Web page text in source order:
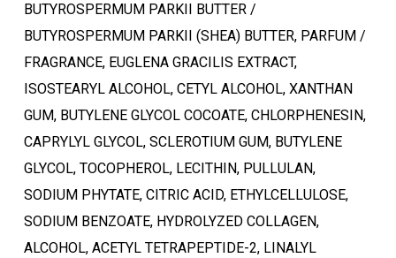
Ostukorvis ei ole tooteid.
Mine poodi
BUTYROSPERMUM PARKII BUTTER /
BUTYROSPERMUM PARKII (SHEA) BUTTER, PARFUM /
FRAGRANCE, EUGLENA GRACILIS EXTRACT,
ISOSTEARYL ALCOHOL, CETYL ALCOHOL, XANTHAN
GUM, BUTYLENE GLYCOL COCOATE, CHLORPHENESIN,
CAPRYLYL GLYCOL, SCLEROTIUM GUM, BUTYLENE
GLYCOL, TOCOPHEROL, LECITHIN, PULLULAN,
SODIUM PHYTATE, CITRIC ACID, ETHYLCELLULOSE,
SODIUM BENZOATE, HYDROLYZED COLLAGEN,
ALCOHOL, ACETYL TETRAPEPTIDE-2, LINALYL